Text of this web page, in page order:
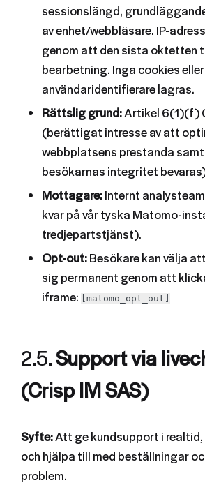
sessionslängd,
av enhet/webbläsare. IP-
genom att den sista oktetten
bearbetning. Inga cookies eller
användaridentifierare lagras.
Rättslig grund:Artikel 6(1)(f)
(berättigat intresse av att
webbplatsens prestanda
besökarnas integritet
Mottagare:Internt
kvar på vår tyska Matomo-
tredjepartstjänst).
Opt-out:Besökare kan välja
sig permanent genom att
iframe:
[matomo_opt_out]
2.5.Support via
(Crisp IM SAS)
Syfte:Att ge kundsupport i
och hjälpa till med beställningar
problem.